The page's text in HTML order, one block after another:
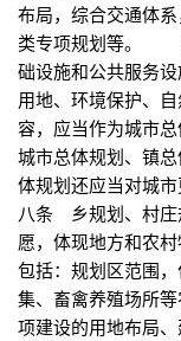
布局，综合交通体
类专项规划等。
础设施和公共服务
用地、环境保护、
容，应当作为城市
城市总体规划、镇
体规划还应当对城
八条 乡规划、村庄
愿，体现地方和农
包括：规划区范围
集、畜禽养殖场所
项建设的用地布局